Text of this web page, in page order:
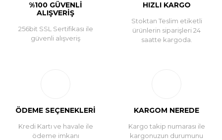
%100 GÜVENLİ
ALIŞVERİŞ
256bit SSL Sertifikası ile
güvenli alışveriş
HIZLI KARGO
Stoktan Teslim etiketli
ürünlerin siparişleri 24
saatte kargoda.
ÖDEME SEÇENEKLERİ
Kredi Kartı ve havale ile
ödeme imkanı
KARGOM NEREDE
Kargo takip numarası ile
kargonuzun durumunu